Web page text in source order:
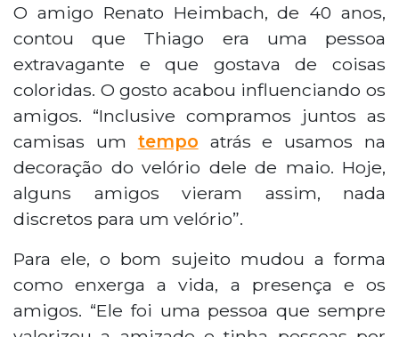
O amigo Renato Heimbach, de 40 anos,
contou que Thiago era uma pessoa
extravagante e que gostava de coisas
coloridas. O gosto acabou influenciando os
amigos. “Inclusive compramos juntos as
camisas um tempo atrás e usamos na
decoração do velório dele de maio. Hoje,
alguns amigos vieram assim, nada
discretos para um velório”.
Para ele, o bom sujeito mudou a forma
como enxerga a vida, a presença e os
amigos. “Ele foi uma pessoa que sempre